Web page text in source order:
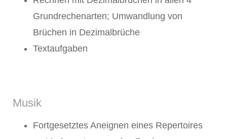
Grundrechenarten; Umwandlung von
Brüchen in Dezimalbrüche
Textaufgaben
Musik
Fortgesetztes Aneignen eines Repertoires